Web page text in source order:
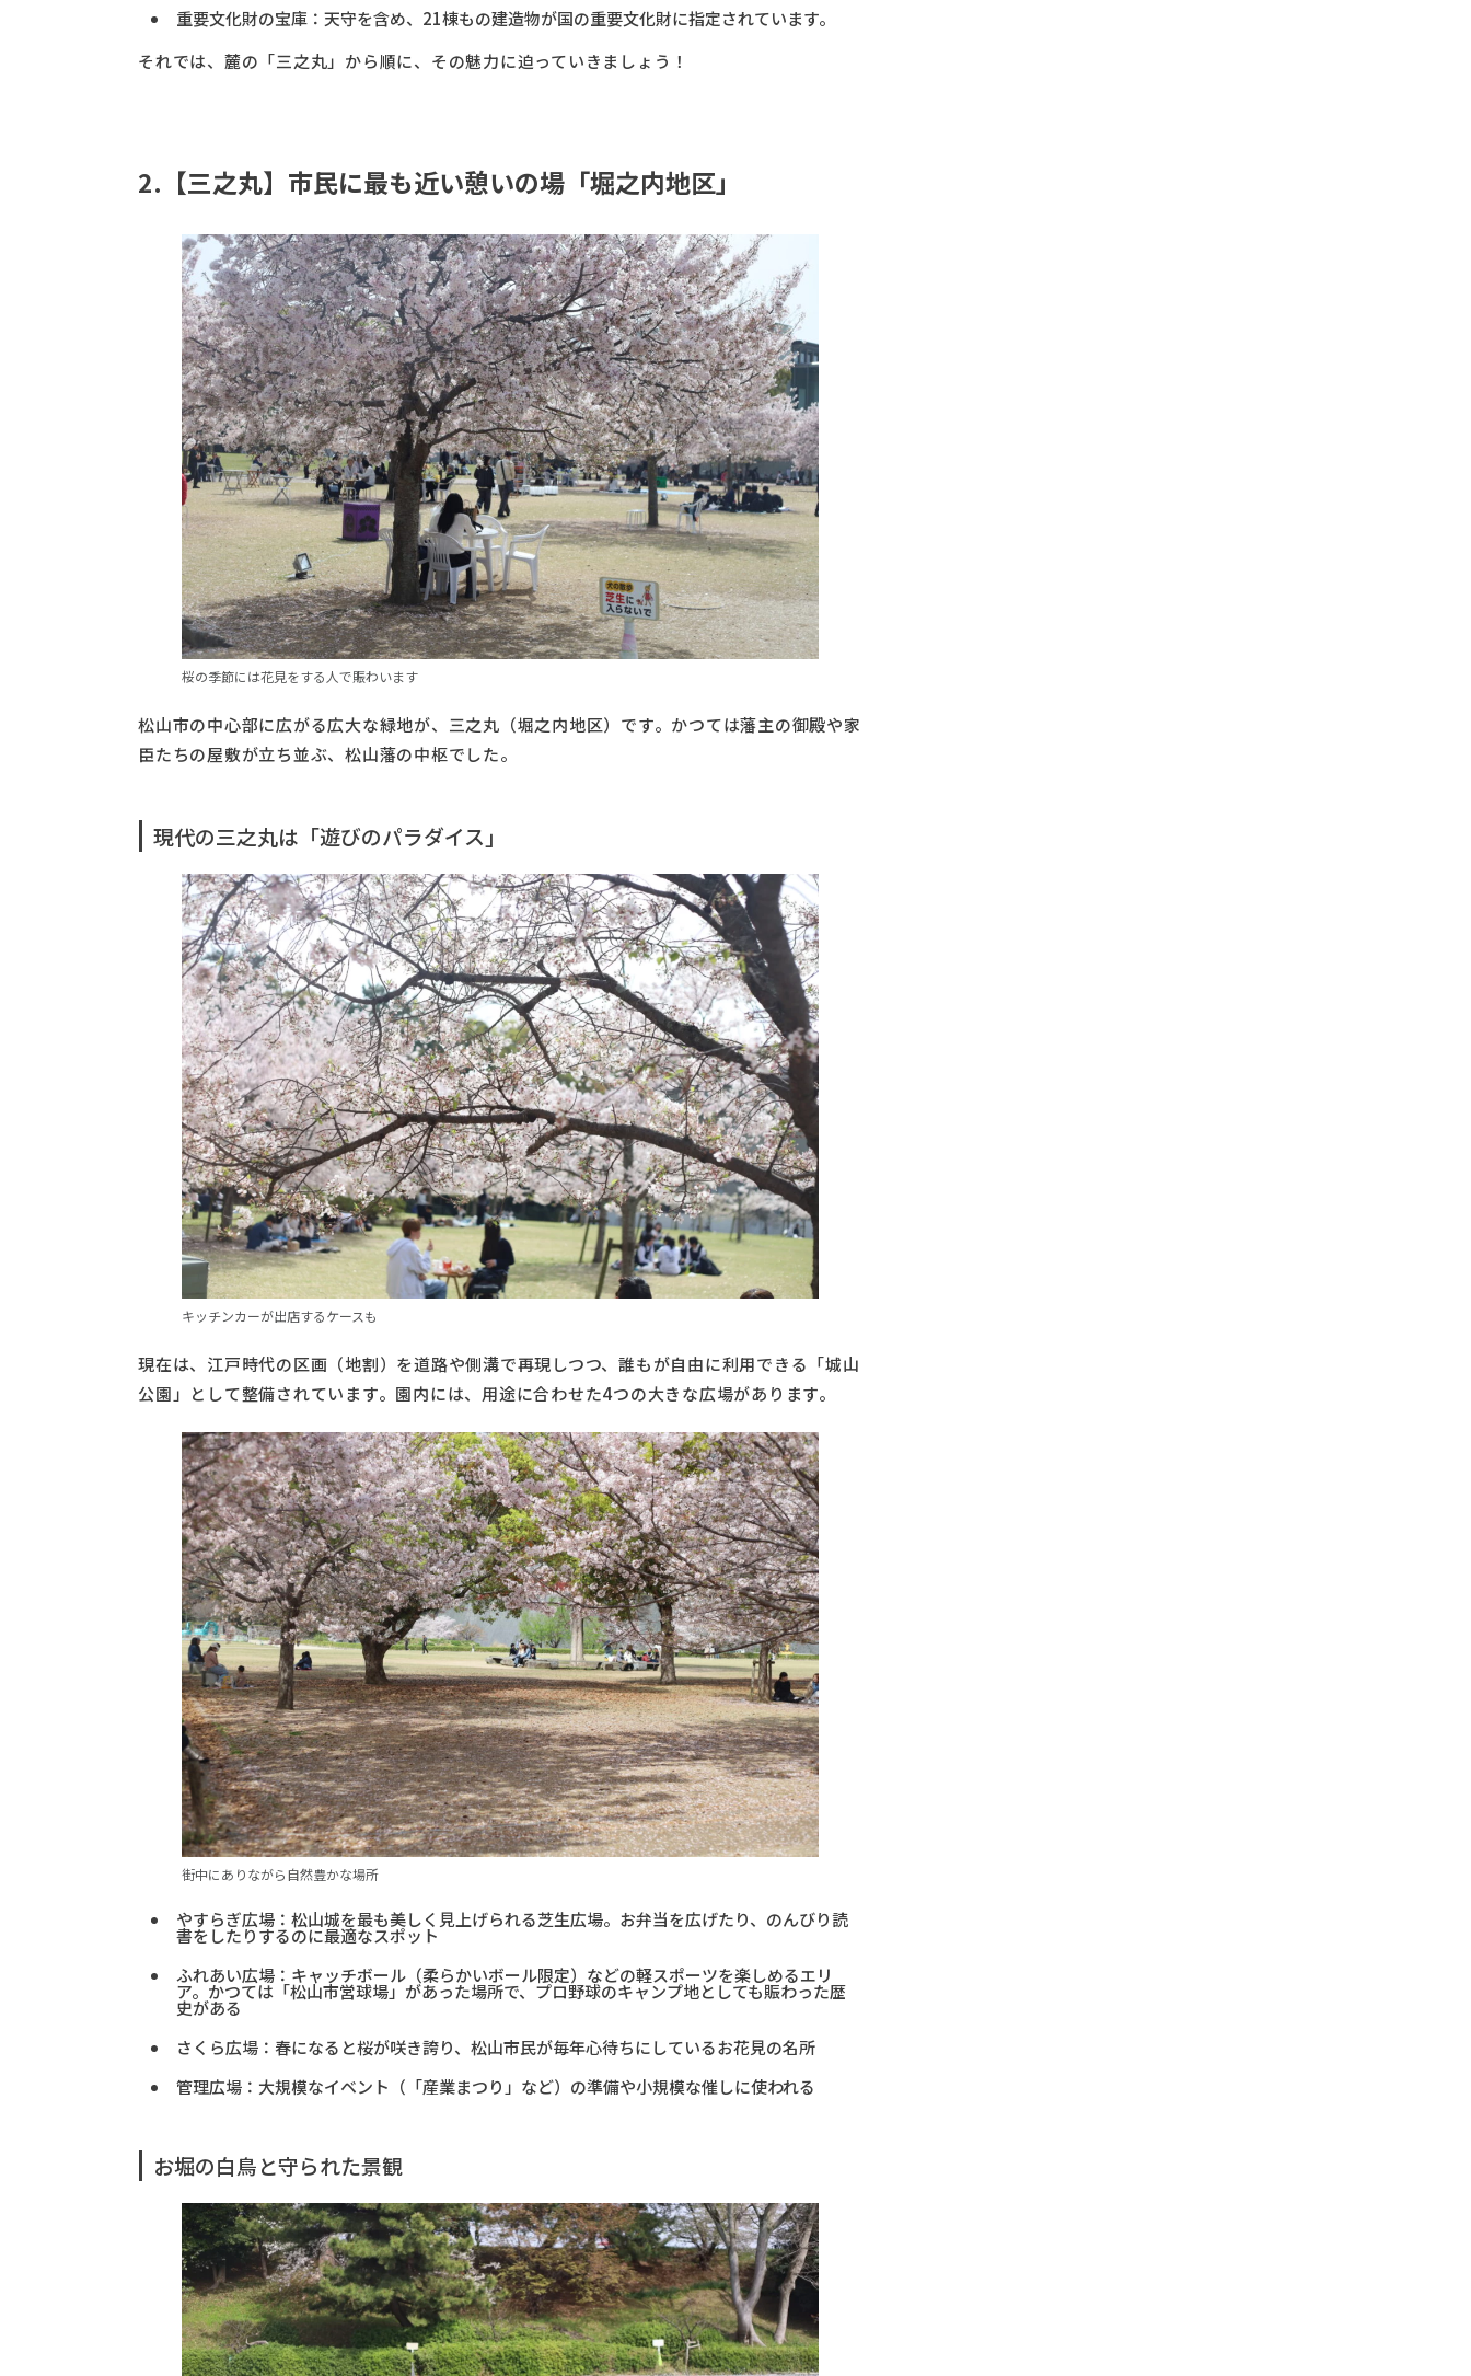
重要文化財の宝庫：天守を含め、21棟もの建造物が国の重要文化財に指定されています。
それでは、麓の「三之丸」から順に、その魅力に迫っていきましょう！
2.【三之丸】市民に最も近い憩いの場「堀之内地区」
桜の季節には花見をする人で賑わいます
松山市の中心部に広がる広大な緑地が、三之丸（堀之内地区）です。かつては藩主の御殿や家
臣たちの屋敷が立ち並ぶ、松山藩の中枢でした。
現代の三之丸は「遊びのパラダイス」
キッチンカーが出店するケースも
現在は、江戸時代の区画（地割）を道路や側溝で再現しつつ、誰もが自由に利用できる「城山
公園」として整備されています。園内には、用途に合わせた4つの大きな広場があります。
街中にありながら自然豊かな場所
やすらぎ広場：松山城を最も美しく見上げられる芝生広場。お弁当を広げたり、のんびり読
書をしたりするのに最適なスポット
ふれあい広場：キャッチボール（柔らかいボール限定）などの軽スポーツを楽しめるエリ
ア。かつては「松山市営球場」があった場所で、プロ野球のキャンプ地としても賑わった歴
史がある
さくら広場：春になると桜が咲き誇り、松山市民が毎年心待ちにしているお花見の名所
管理広場：大規模なイベント（「産業まつり」など）の準備や小規模な催しに使われる
お堀の白鳥と守られた景観